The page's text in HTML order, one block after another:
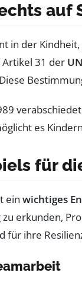
in der
Artikel 31 der
es
für
ein wichtiges
erkunden,
für ihre